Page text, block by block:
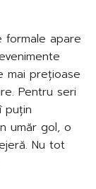
formale apare
mai prețioase
Pentru seri
puțin
umăr gol, o
Nu tot